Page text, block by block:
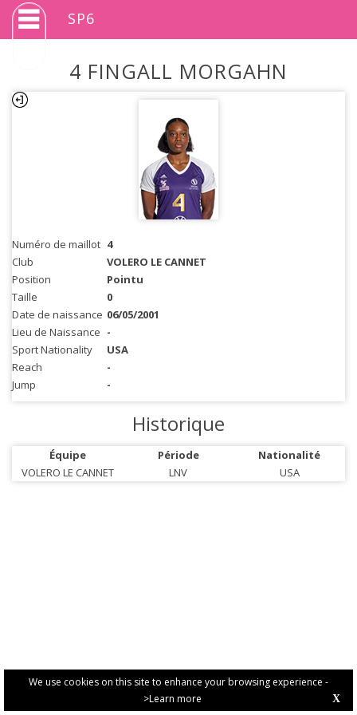
We use cookies on this site to enhance your browsing experience -
>Learn more
X
SP6
4 FINGALL MORGAHN
Numéro de maillot 4
Club
VOLERO LE CANNET
Position
Pointu
Taille
0
Date de naissance 06/05/2001
Lieu de Naissance -
Sport Nationality
USA
Reach
-
Jump
-
Historique
Équipe Période
Nationalité
VOLERO LE CANNET
LNV USA